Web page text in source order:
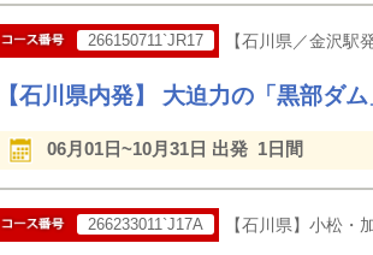
266150711`JR17 【石川県／金沢駅
【石川県内発】 大迫力の「黒部ダ
06月01日~10月31日 出発 1日間
266233011`J17A 【石川県】小松・